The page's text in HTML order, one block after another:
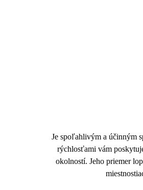
Je spoľahlivým a účinným
rýchlosťami vám
okolností. Jeho priemer